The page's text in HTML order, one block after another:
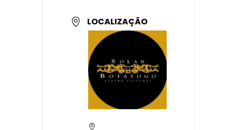
LOCALIZAÇÃO